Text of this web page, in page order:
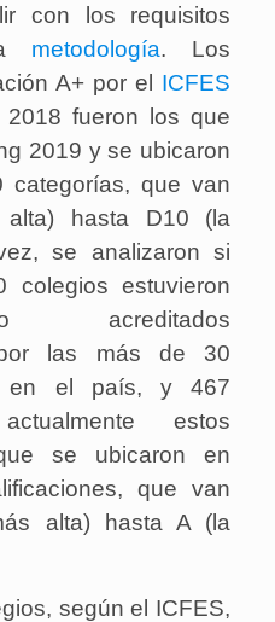
con los requisitos
metodología. Los
A+ por el ICFES
fueron los que
2019 y se ubicaron
que van
hasta D10 (la
se analizaron si
colegios estuvieron
acreditados
por las más de 30
en el país, y 467
estos
se ubicaron en
que van
alta) hasta A (la
, según el ICFES,